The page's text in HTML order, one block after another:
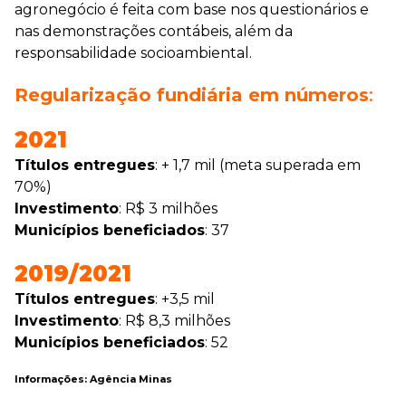
agronegócio é feita com base nos questionários e
nas demonstrações contábeis, além da
responsabilidade socioambiental.
Regularização fundiária em números:
2021
Títulos entregues: + 1,7 mil (meta superada em
70%)
Investimento: R$ 3 milhões
Municípios beneficiados: 37
2019/2021
Títulos entregues: +3,5 mil
Investimento: R$ 8,3 milhões
Municípios beneficiados: 52
Informações: Agência Minas